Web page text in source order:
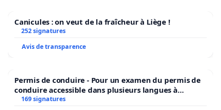
Canicules : on veut de la fraîcheur à Liège !
252 signatures
Avis de transparence
Permis de conduire - Pour un examen du permis de
conduire accessible dans plusieurs langues à
Bruxelles
169 signatures